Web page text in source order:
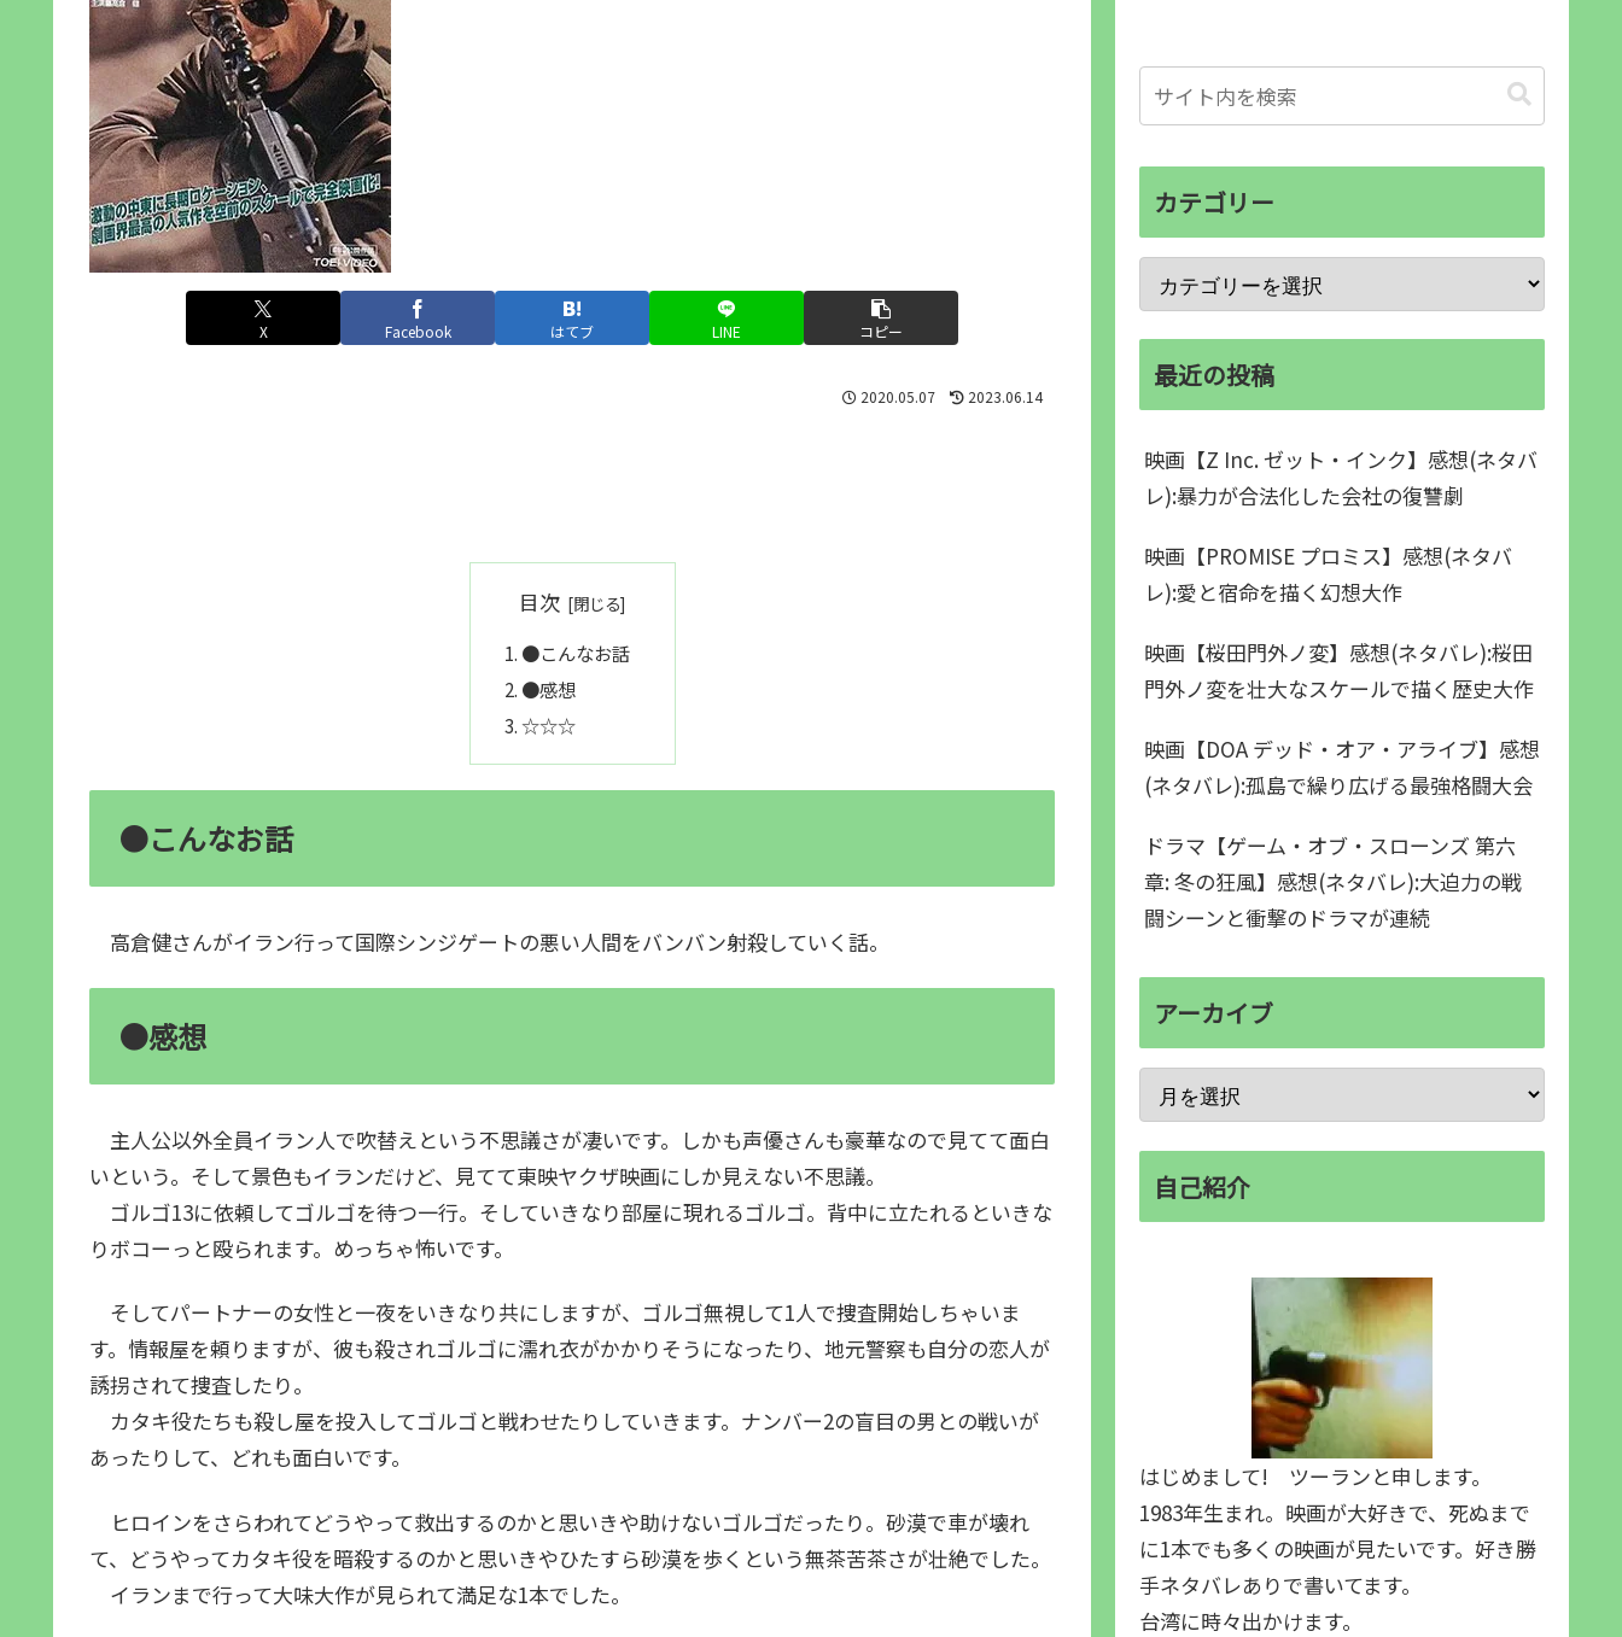
X Facebook はてブ LINE コピー
2020.05.07 2023.06.14
目次
●こんなお話
●感想
☆☆☆
●こんなお話
高倉健さんがイラン行って国際シンジゲートの悪い人間をバンバン射殺していく話。
●感想
主人公以外全員イラン人で吹替えという不思議さが凄いです。しかも声優さんも豪華なので見てて面白
いという。そして景色もイランだけど、見てて東映ヤクザ映画にしか見えない不思議。
ゴルゴ13に依頼してゴルゴを待つ一行。そしていきなり部屋に現れるゴルゴ。背中に立たれるといきな
りボコーっと殴られます。めっちゃ怖いです。
そしてパートナーの女性と一夜をいきなり共にしますが、ゴルゴ無視して1人で捜査開始しちゃいま
す。情報屋を頼りますが、彼も殺されゴルゴに濡れ衣がかかりそうになったり、地元警察も自分の恋人が
誘拐されて捜査したり。
カタキ役たちも殺し屋を投入してゴルゴと戦わせたりしていきます。ナンバー2の盲目の男との戦いが
あったりして、どれも面白いです。
ヒロインをさらわれてどうやって救出するのかと思いきや助けないゴルゴだったり。砂漠で車が壊れ
て、どうやってカタキ役を暗殺するのかと思いきやひたすら砂漠を歩くという無茶苦茶さが壮絶でした。
イランまで行って大味大作が見られて満足な1本でした。
カテゴリー
最近の投稿
映画【Z Inc. ゼット・インク】感想(ネタバ
レ):暴力が合法化した会社の復讐劇
映画【PROMISE プロミス】感想(ネタバ
レ):愛と宿命を描く幻想大作
映画【桜田門外ノ変】感想(ネタバレ):桜田
門外ノ変を壮大なスケールで描く歴史大作
映画【DOA デッド・オア・アライブ】感想
(ネタバレ):孤島で繰り広げる最強格闘大会
ドラマ【ゲーム・オブ・スローンズ 第六
章: 冬の狂風】感想(ネタバレ):大迫力の戦
闘シーンと衝撃のドラマが連続
アーカイブ
自己紹介
はじめまして! ツーランと申します。
1983年生まれ。映画が大好きで、死ぬまで
に1本でも多くの映画が見たいです。好き勝
手ネタバレありで書いてます。
台湾に時々出かけます。